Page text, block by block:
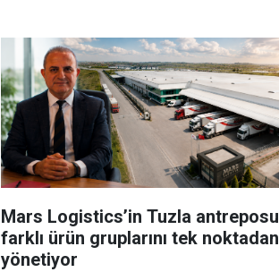
Mars Logistics’in Tuzla antreposu
farklı ürün gruplarını tek noktadan
yönetiyor